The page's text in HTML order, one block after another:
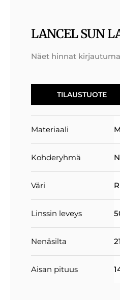
LANCEL SUN
Näet hinnat
TILAUSTUOTE
Materiaali
Kohderyhmä
Väri
Linssin leveys
Nenäsilta 21
Aisan pituus